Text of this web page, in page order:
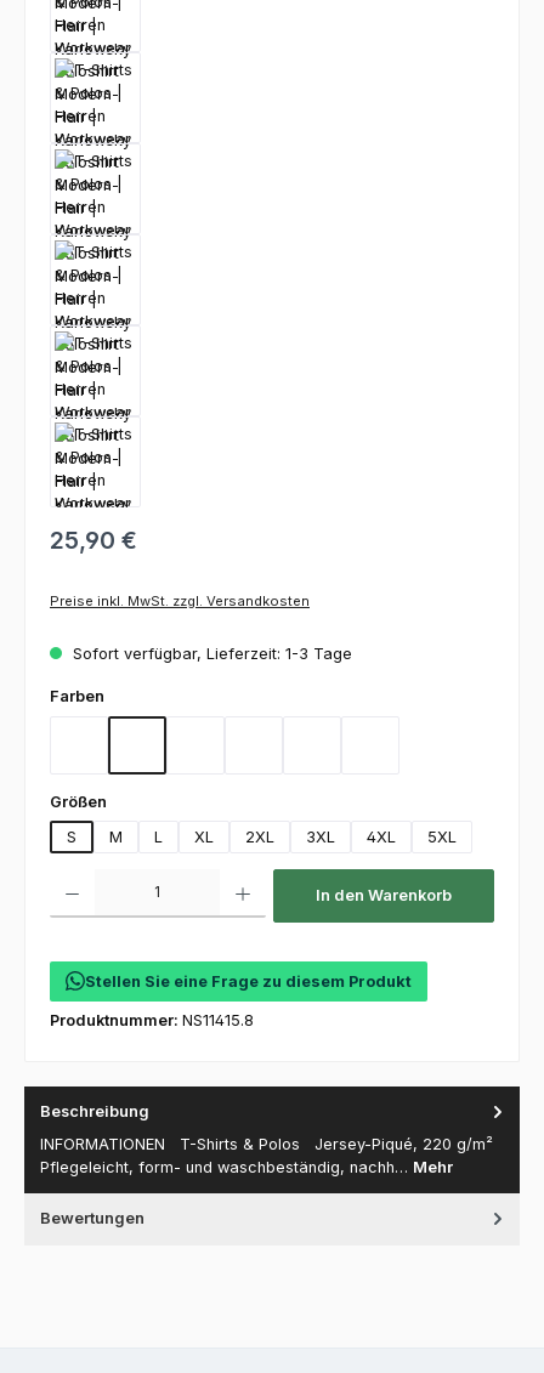
25,90 €
Preise inkl. MwSt. zzgl. Versandkosten
Sofort verfügbar, Lieferzeit: 1-3 Tage
Farben
Größen
S
M L XL 2XL 3XL 4XL 5XL
In den Warenkorb
Stellen Sie eine Frage zu diesem Produkt
Produktnummer: NS11415.8
Beschreibung
INFORMATIONEN T-Shirts & Polos Jersey-Piqué, 220 g/m²
Pflegeleicht, form- und waschbeständig, nachh… Mehr
Bewertungen